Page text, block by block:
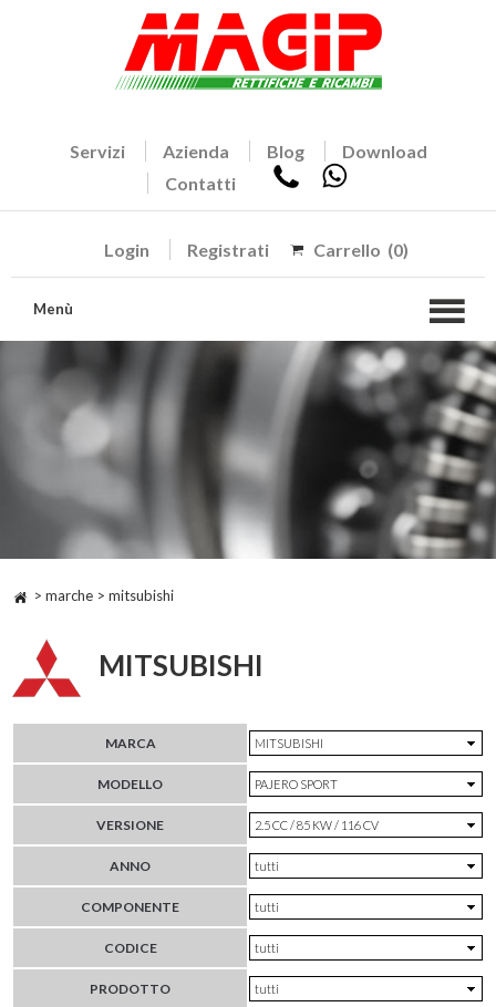
Servizi Azienda Blog
Download
Contatti
Login Registrati Carrello (0)
Menù
> marche > mitsubishi
MITSUBISHI
MARCA
MODELLO
VERSIONE
ANNO
COMPONENTE
CODICE
PRODOTTO